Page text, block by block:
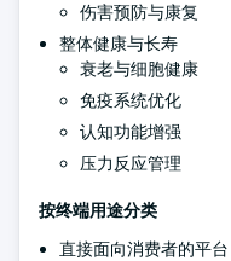
伤害预防与康复
整体健康与长寿
衰老与细胞健康
免疫系统优化
认知功能增强
压力反应管理
按终端用途分类
直接面向消费者的平台